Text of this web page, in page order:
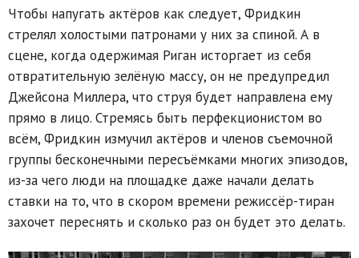
Чтобы напугать актёров как следует, Фридкин
стрелял холостыми патронами у них за спиной. А в
сцене, когда одержимая Риган исторгает из себя
отвратительную зелёную массу, он не предупредил
Джейсона Миллера, что струя будет направлена ему
прямо в лицо. Стремясь быть перфекционистом во
всём, Фридкин измучил актёров и членов съемочной
группы бесконечными пересъёмками многих эпизодов,
из-за чего люди на площадке даже начали делать
ставки на то, что в скором времени режиссёр-тиран
захочет переснять и сколько раз он будет это делать.